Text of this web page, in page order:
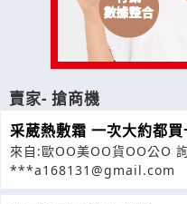
賣家- 搶商機
采葳熱敷霜 一次大約都
來自:歐OO美OO貨OO公O
***a168131@gmail.com